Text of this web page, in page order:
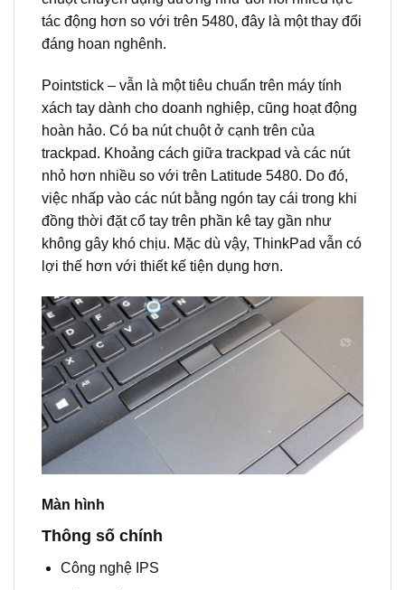
tác động hơn so với trên 5480, đây là một thay đổi
đáng hoan nghênh.
Pointstick – vẫn là một tiêu chuẩn trên máy tính
xách tay dành cho doanh nghiệp, cũng hoạt động
hoàn hảo. Có ba nút chuột ở cạnh trên của
trackpad. Khoảng cách giữa trackpad và các nút
nhỏ hơn nhiều so với trên Latitude 5480. Do đó,
việc nhấp vào các nút bằng ngón tay cái trong khi
đồng thời đặt cổ tay trên phần kê tay gần như
không gây khó chịu. Mặc dù vậy, ThinkPad vẫn có
lợi thế hơn với thiết kế tiện dụng hơn.
Màn hình
Thông số chính
Công nghệ IPS